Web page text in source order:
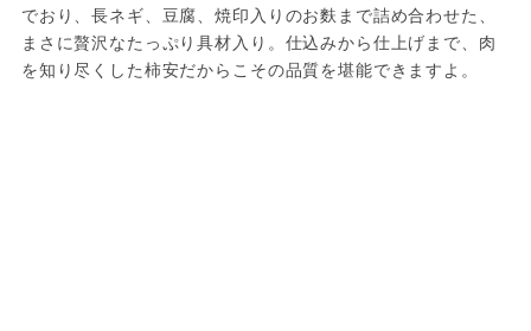
でおり、長ネギ、豆腐、焼印入りのお麩まで詰め合わせた、
まさに贅沢なたっぷり具材入り。仕込みから仕上げまで、肉
を知り尽くした柿安だからこその品質を堪能できますよ。